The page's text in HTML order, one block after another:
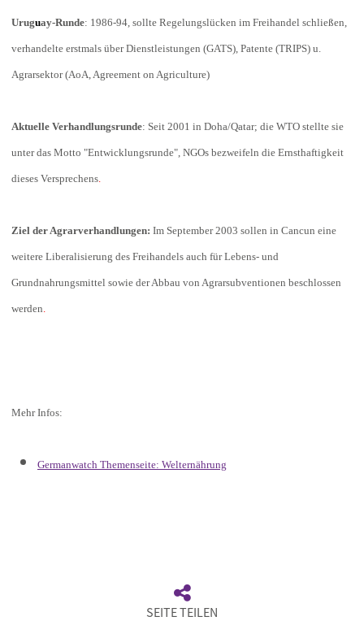
Uruguay-Runde: 1986-94, sollte Regelungslücken im Freihandel schließen,
verhandelte erstmals über Dienstleistungen (GATS), Patente (TRIPS) u.
Agrarsektor (AoA, Agreement on Agriculture)
Aktuelle Verhandlungsrunde: Seit 2001 in Doha/Qatar; die WTO stellte sie
unter das Motto "Entwicklungsrunde", NGOs bezweifeln die Ernsthaftigkeit
dieses Versprechens.
Ziel der Agrarverhandlungen: Im September 2003 sollen in Cancun eine
weitere Liberalisierung des Freihandels auch für Lebens- und
Grundnahrungsmittel sowie der Abbau von Agrarsubventionen beschlossen
werden.
Mehr Infos:
Germanwatch Themenseite: Welternährung
SEITE TEILEN